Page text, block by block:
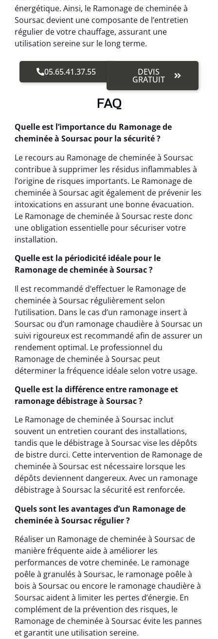
énergétique. Ainsi, le Ramonage de cheminée à
Soursac devient une composante de l’entretien
régulier de votre chauffage, assurant une
utilisation sereine sur le long terme.
05.65.41.37.55 DEVIS
GRATUIT
FAQ
Quelle est l’importance du Ramonage de
cheminée à Soursac pour la sécurité ?
Le recours au Ramonage de cheminée à Soursac
contribue à supprimer les résidus inflammables à
l’origine de risques importants. Le Ramonage de
cheminée à Soursac agit également de prévenir les
intoxications en assurant une bonne évacuation.
Le Ramonage de cheminée à Soursac reste donc
une obligation essentielle pour sécuriser votre
installation.
Quelle est la périodicité idéale pour le
Ramonage de cheminée à Soursac ?
Il est recommandé d’effectuer le Ramonage de
cheminée à Soursac régulièrement selon
l’utilisation. Dans le cas d’un ramonage insert à
Soursac ou d’un ramonage chaudière à Soursac un
suivi rigoureux est recommandé afin de assurer un
rendement optimal. Le professionnel du
Ramonage de cheminée à Soursac peut
déterminer la fréquence idéale selon votre usage.
Quelle est la différence entre ramonage et
ramonage débistrage à Soursac ?
Le Ramonage de cheminée à Soursac inclut
souvent un entretien courant des installations,
tandis que le débistrage à Soursac vise les dépôts
de bistre durci. Cette intervention de Ramonage de
cheminée à Soursac est nécessaire lorsque les
dépôts deviennent dangereux. Avec un ramonage
débistrage à Soursac la sécurité est renforcée.
Quels sont les avantages d’un Ramonage de
cheminée à Soursac régulier ?
Réaliser un Ramonage de cheminée à Soursac de
manière fréquente aide à améliorer les
performances de votre cheminée. Le ramonage
poêle à granulés à Soursac, le ramonage poêle à
bois à Soursac ou encore le ramonage chaudière à
Soursac aident à limiter les pertes d’énergie. En
complément de la prévention des risques, le
Ramonage de cheminée à Soursac évite les pannes
et garantit une utilisation sereine.